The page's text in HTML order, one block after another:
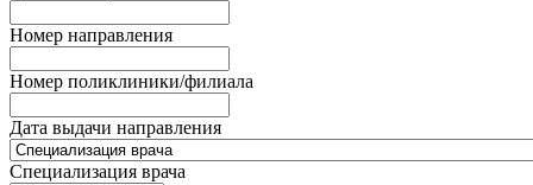
Номер направления
Номер поликлиники/филиала
Дата выдачи направления
Специализация врача